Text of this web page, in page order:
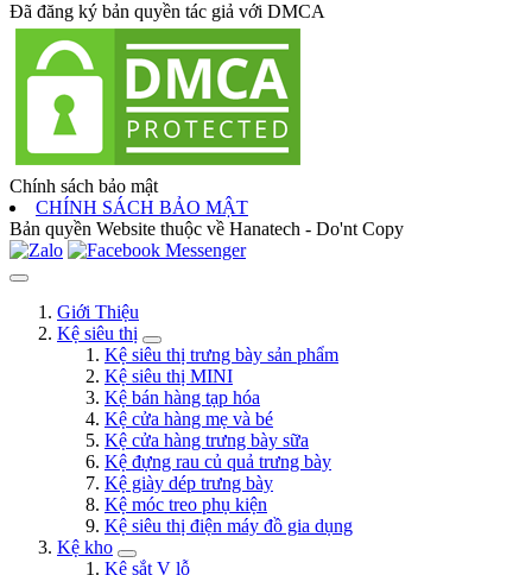
Đã đăng ký bản quyền tác giả với DMCA
Chính sách bảo mật
CHÍNH SÁCH BẢO MẬT
Bản quyền Website thuộc về Hanatech - Do'nt Copy
Giới Thiệu
Kệ siêu thị
Kệ siêu thị trưng bày sản phẩm
Kệ siêu thị MINI
Kệ bán hàng tạp hóa
Kệ cửa hàng mẹ và bé
Kệ cửa hàng trưng bày sữa
Kệ đựng rau củ quả trưng bày
Kệ giày dép trưng bày
Kệ móc treo phụ kiện
Kệ siêu thị điện máy đồ gia dụng
Kệ kho
Kệ sắt V lỗ